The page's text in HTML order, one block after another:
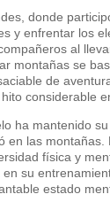
donde
y enfrentar los
al
montañas se
de
considerable
ha mantenido
en las
física y
su
estado